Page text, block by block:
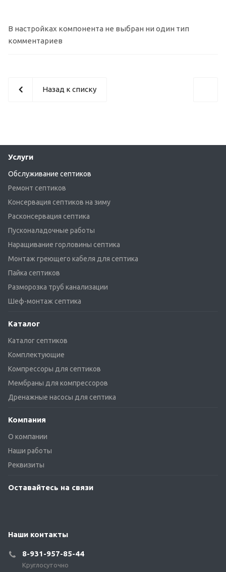
В настройках компонента не выбран ни один тип
комментариев
Назад к списку
Услуги
Обслуживание септиков
Ремонт септиков
Консервация септиков на зиму
Расконсервация септика
Пусконаладочные работы
Наращивание горловины септика
Монтаж греющего кабеля для септика
Пайка септиков
Разморозка труб канализации
Шеф-монтаж септика
Каталог
Каталог септиков
Комплектующие
Компрессоры для септиков
Мембраны для компрессоров
Дренажные насосы для септика
Компания
О компании
Наши работы
Реквизиты
Оставайтесь на связи
Наши контакты
8-931-957-85-44
Круглосуточно